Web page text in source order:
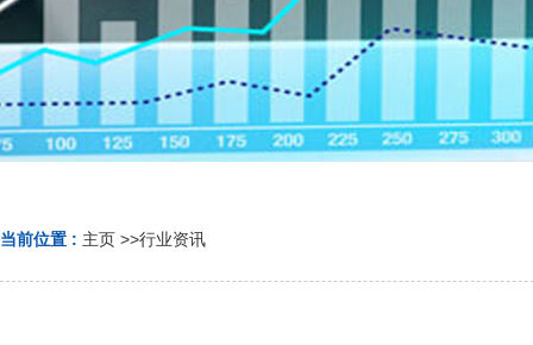
当前位置 : 主页 >>行业资讯